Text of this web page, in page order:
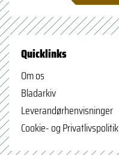
Quicklinks
Om os
Bladarkiv
Leverandørhenvisninger
Cookie- og Privatlivspolitik